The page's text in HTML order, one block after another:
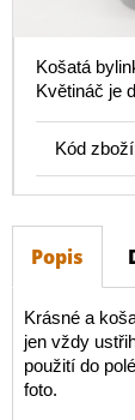
Košatá
Květináč je
Kód
Popis
Krásné a
jen vždy
použití do
foto.